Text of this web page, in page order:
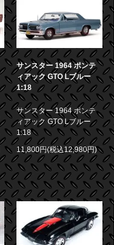
サンスター 1964 ポンテ
ィアック GTO Lブルー
1:18
サンスター 1964 ポンテ
ィアック GTO Lブルー
1:18
11,800円(税込12,980円)